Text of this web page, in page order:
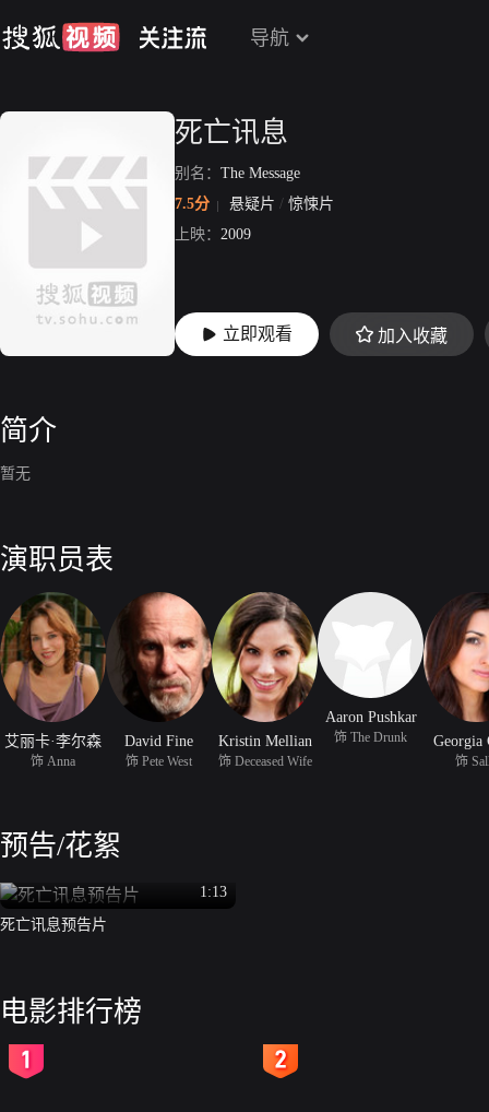
导航
死亡讯息
别名： The Message
7.5分
悬疑片 / 惊悚片
上映： 2009
立即观看 加入收藏
简介
暂无
演职员表
艾丽卡·李尔森
饰 Anna
David Fine
饰 Pete West
Kristin Mellian
饰 Deceased Wife
Aaron Pushkar
饰 The Drunk Georgia
饰
预告/花絮
1:13
死亡讯息预告片
电影排行榜